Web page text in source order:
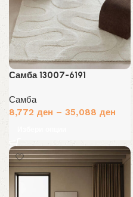
Самба 13007-6191
Самба
8,772 ден – 35,088 ден